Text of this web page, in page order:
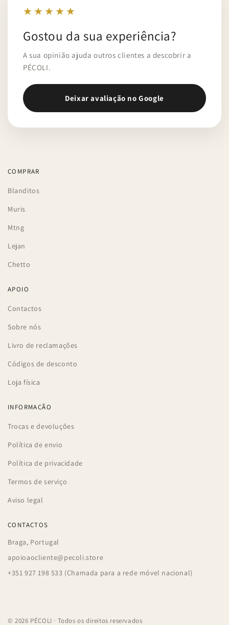
★★★★★
Gostou da sua experiência?
A sua opinião ajuda outros clientes a descobrir a
PÉCOLI.
Deixar avaliação no Google
COMPRAR
Blanditos
Muris
Mtng
Lejan
Chetto
APOIO
Contactos
Sobre nós
Livro de reclamações
Códigos de desconto
Loja física
INFORMAÇÃO
Trocas e devoluções
Política de envio
Política de privacidade
Termos de serviço
Aviso legal
CONTACTOS
Braga, Portugal
apoioaocliente@pecoli.store
+351 927 198 533 (Chamada para a rede móvel nacional)
© 2026 PÉCOLI · Todos os direitos reservados